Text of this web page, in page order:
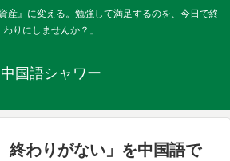
産』に変える。勉強して満足するのを、今日で終
わりにしませんか？」
中国語シャワー
終わりがない」を中国語で